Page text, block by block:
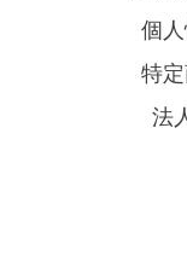
個
特
法